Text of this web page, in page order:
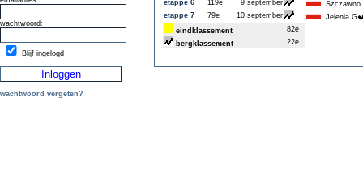
wachtwoord:
Blijf ingelogd
wachtwoord vergeten?
etappe 6
119e 9 september
Szczawno
etappe 7
79e 10 september
Jelenia
eindklassement
82e
bergklassement
22e